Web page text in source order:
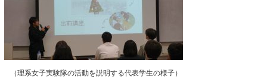
（理系女子実験隊の活動を説明する代表学生の様子）